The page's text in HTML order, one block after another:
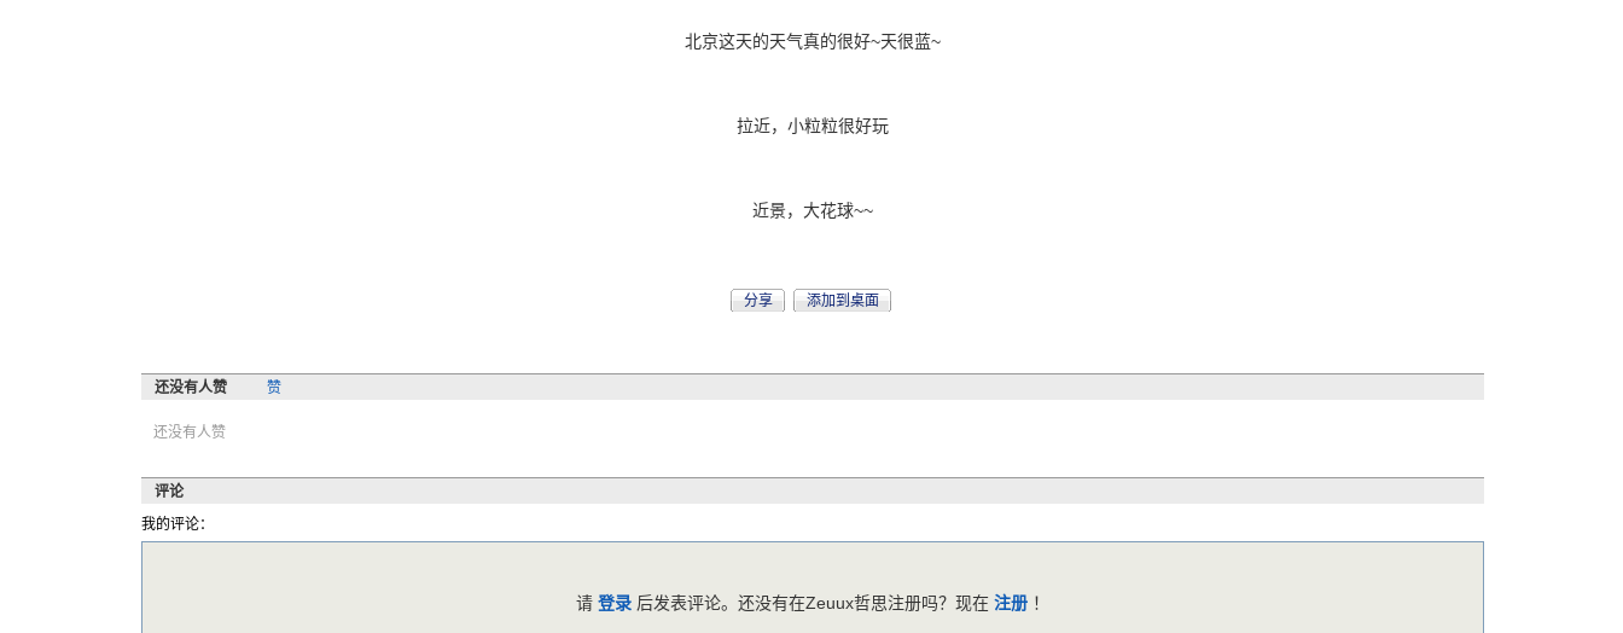
北京这天的天气真的很好~天很蓝~
拉近，小粒粒很好玩
近景，大花球~~
分享 添加到桌面
还没有人赞 赞
还没有人赞
评论
我的评论：
请 登录 后发表评论。还没有在Zeuux哲思注册吗？现在 注册 ！